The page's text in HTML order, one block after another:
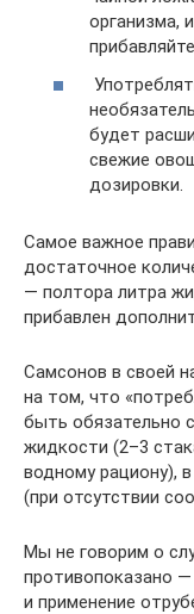
организма,
будет
свежие
дозировки.
Самое важное
достаточное
— полтора литра
прибавлен
Самсонов в своей
на том, что
быть обязательно
жидкости (2–3
водному рациону),
(при отсутствии
Мы не говорим о
противопоказано —
и применение